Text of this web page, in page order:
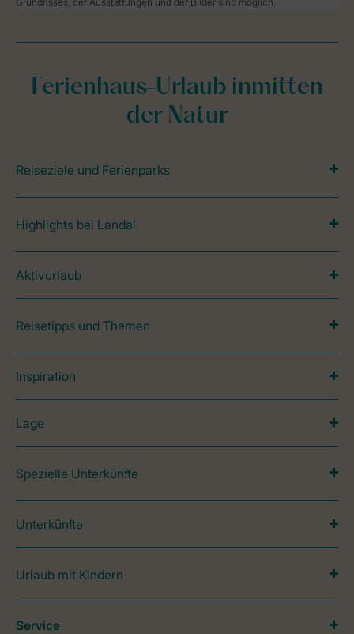
Ferienhaus-Urlaub inmitten
der Natur
Reiseziele und Ferienparks
Highlights bei Landal
Aktivurlaub
Reisetipps und Themen
Inspiration
Lage
Spezielle Unterkünfte
Unterkünfte
Urlaub mit Kindern
Service